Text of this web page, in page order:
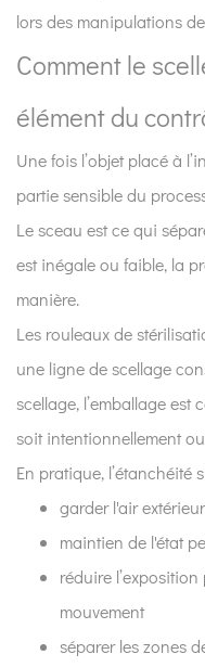
ne
peut
ignoré
?
le
stockage
devient-
il
plus
avec
les
rouleaux
soufflets ?
style
lors des manipulations
Comment le
élément du
Une fois l’objet placé à
partie sensible du
Le sceau est ce qui
est inégale ou faible, la
manière.
Les rouleaux de
une ligne de scellage
scellage, l’emballage est
soit intentionnellement
En pratique, l’étanchéité
garder l'air
maintien de l'état
réduire
mouvement
séparer les zones